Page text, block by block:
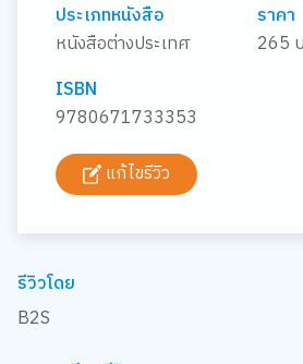
ประเภทหนังสือ
หนังสือต่างประเทศ
ราคา
265
ISBN
9780671733353
แก้ไขรีวิว
รีวิวโดย
B2S